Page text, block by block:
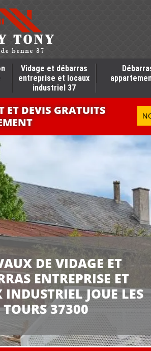
Vidage et débarras
entreprise et locaux
industriel 37
ET DEVIS GRATUITS
DE VIDAGE ET
ENTREPRISE ET
INDUSTRIEL JOUE LES
TOURS 37300